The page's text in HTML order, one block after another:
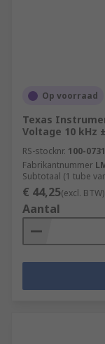
Op voorraad
Texas
Voltage 10 kHz
RS-stocknr. 100-0731
Fabrikantnummer
Subtotaal (1 tube
€ 44,25(excl. BTW)
Aantal